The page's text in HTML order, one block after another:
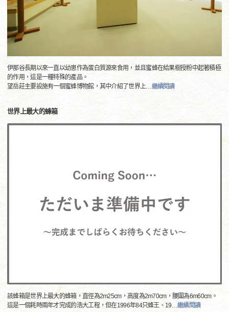
伊那谷長期以來一直以幼崽作為蛋白質源來食用，並且蜜蜂在給果樹授粉中起著積極
的作用，這是一種特殊的產品。
望岳莊主要設施有一個蜜蜂博物館，其中介紹了世界上…繼續閱讀
世界上最大的蜂箱
該蜂箱是世界上最大的蜂箱，直徑為2m25cm，高度為2m70cm，腰圍為6m60cm。
這是一個耗時兩年才完成的浩大工程，但在1996年84只蜂王、19…繼續閱讀